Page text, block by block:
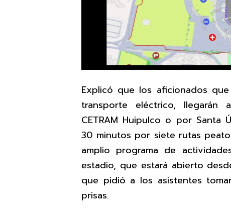
Explicó que los aficionados
transporte eléctrico, llegarán
CETRAM Huipulco o por Santa
30 minutos por siete rutas
amplio programa de
estadio, que estará abierto
que pidió a los asistentes
prisas.